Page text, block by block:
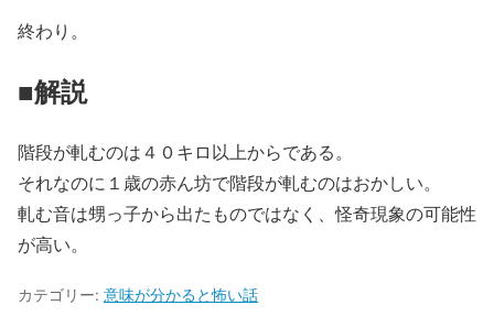
終わり。
■解説
階段が軋むのは４０キロ以上からである。
それなのに１歳の赤ん坊で階段が軋むのはおかしい。
軋む音は甥っ子から出たものではなく、怪奇現象の可能性
が高い。
カテゴリー: 意味が分かると怖い話